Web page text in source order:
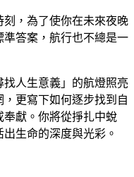
，為了使你在未來夜晚
準答案，航行也不總是一
人生意義」的航燈照亮
更寫下如何逐步找到自
奉獻。你將從掙扎中蛻
生命的深度與光彩。